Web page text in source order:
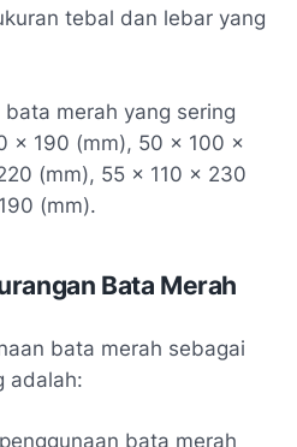
tebal dan lebar yang
merah yang sering
x 190 (mm), 50 x 100 x
(mm), 55 x 110 x 230
(mm).
Bata Merah
bata merah sebagai
adalah:
bata merah